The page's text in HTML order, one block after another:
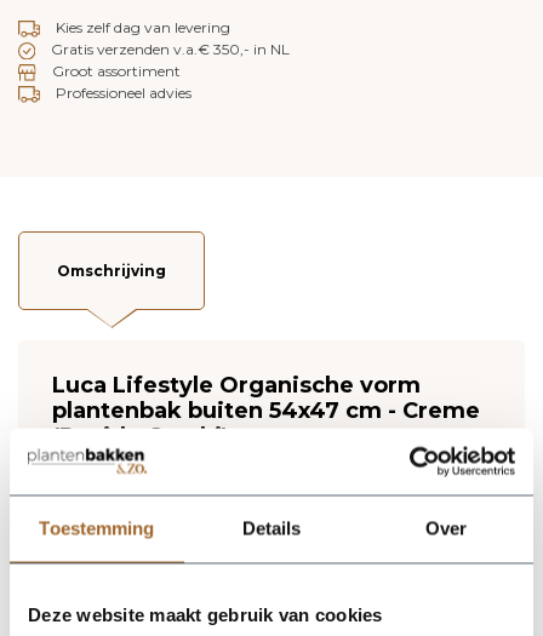
Toestemming Details Over
Deze website maakt gebruik van cookies
Kies zelf dag van levering
Gratis verzenden v.a.€ 350,- in NL
Groot assortiment
Professioneel advies
Omschrijving
Luca Lifestyle Organische vorm
plantenbak buiten 54x47 cm - Creme
(Ruvido Combi)
Lichtgewicht plantenbak. Vorstbestendig en UV
Wij leveren rechtstreeks vanuit het magazijn van
Luca Lifestyle. Mocht het product niet op voorraad
zijn, nemen we contact met je op.